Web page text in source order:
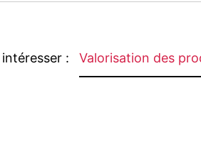
: Valorisation des